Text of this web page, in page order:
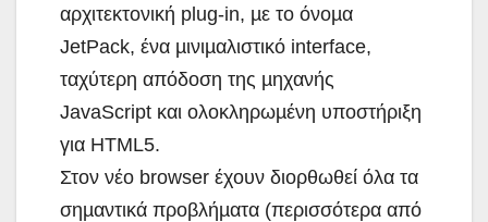
αρχιτεκτονική plug-in, µε το όνοµα
JetPack, ένα µινιµαλιστικό interface,
ταχύτερη απόδοση της µηχανής
JavaScript και ολοκληρωµένη υποστήριξη
για HTML5.
Στον νέο browser έχουν διορθωθεί όλα τα
σηµαντικά προβλήµατα (περισσότερα από